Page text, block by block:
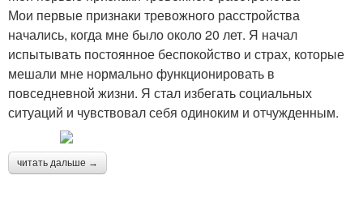
Мои первые признаки тревожного расстройства
начались, когда мне было около 20 лет. Я начал
испытывать постоянное беспокойство и страх, которые
мешали мне нормально функционировать в
повседневной жизни. Я стал избегать социальных
ситуаций и чувствовал себя одиноким и отчужденным.
читать дальше →